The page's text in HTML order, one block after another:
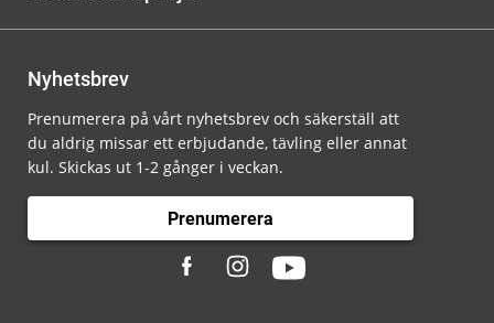
Nyhetsbrev
Prenumerera på vårt nyhetsbrev och säkerställ att
du aldrig missar ett erbjudande, tävling eller annat
kul. Skickas ut 1-2 gånger i veckan.
Prenumerera